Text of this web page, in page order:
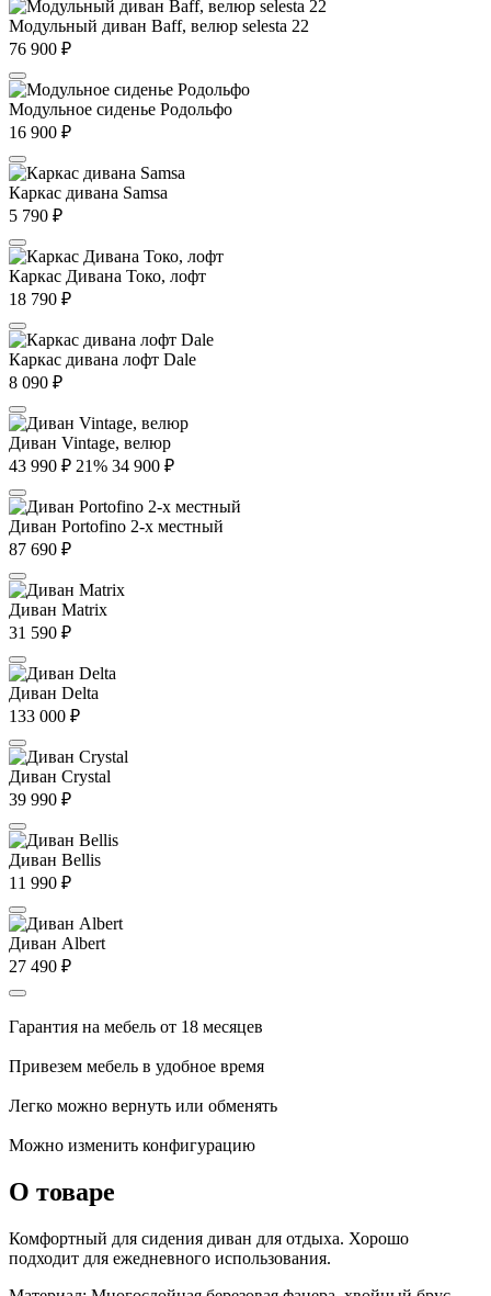
Модульный диван Baff, велюр selesta 22
76 900 ₽
Модульное сиденье Родольфо
16 900 ₽
Каркас дивана Samsa
5 790 ₽
Каркас Дивана Токо, лофт
18 790 ₽
Каркас дивана лофт Dale
8 090 ₽
Диван Vintage, велюр
43 990 ₽ 21% 34 900 ₽
Диван Portofino 2-х местный
87 690 ₽
Диван Matrix
31 590 ₽
Диван Delta
133 000 ₽
Диван Crystal
39 990 ₽
Диван Bellis
11 990 ₽
Диван Albert
27 490 ₽
Гарантия на мебель от 18 месяцев
Привезем мебель в удобное время
Легко можно вернуть или обменять
Можно изменить конфигурацию
О товаре
Комфортный для сидения диван для отдыха. Хорошо
подходит для ежедневного использования.